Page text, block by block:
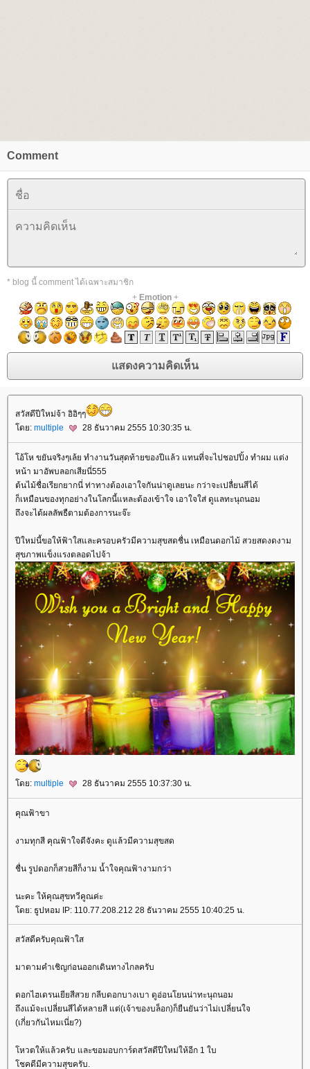
Comment
* blog นี้ comment ได้เฉพาะสมาชิก
+ Emotion+
สวัสดีปีใหม่จ้า อิอิๆๆ
ดย: multiple 28 ธันวาคม 2555 10:30:35 น.
อ้โห ขยันจริงๆเล้ย ทำงานวันสุดท้ายของปีแล้ว แทนที่จะไปชอปปิ้ง ทำผม แต่ง
หน้า มาอัพบลอกเสียนี่555
ต้นไม้ชื่อเรียกยากนี่ ท่าทางต้องเอาใจกันน่าดูเลยนะ กว่าจะเปลื่ยนสีได้
ก็เหมือนของทุกอย่างในโลกนี้แหละต้องเข้าใจ เอาใจใส่ ดูแลทะนุถนอม
ถึงจะได้ผลลัพธืตามต้องการนะจ๊ะ
ปีใหม่นี้ขอให้ฟ้าใสและครอบครัวมีความสุขสดชื่น เหมือนดอกไม้ สวยสดงดงาม
สุขภาพแข็งแรงตลอดไปจ้า
ดย: multiple 28 ธันวาคม 2555 10:37:30 น.
คุณฟ้าขา
งามทุกสี คุณฟ้าใจดีจังคะ ดูแล้วมีความสุขสด
ชื่น รูปดอกก็สวยสีก็งาม น้ำใจคุณฟ้างามกว่า
นะคะ ให้คุณสุขทวีคูณค่ะ
ดย: ธูปหอม IP: 110.77.208.212 28 ธันวาคม 2555 10:40:25 น.
สวัสดีครับคุณฟ้าใส
มาตามคำเชิญก่อนออกเดินทางไกลครับ
ดอกไฮเดรนเยียสีสวย กลีบดอกบางเบา ดูอ่อนโยนน่าทะนุถนอม
ถึงแม้จะเปลี่ยนสีได้หลายสี แต่(เจ้าของบล็อก)ก็ยืนยันว่าไม่เปลี่ยนใจ
(เกี่ยวกันไหมเนี่ย?)
หวตให้แล้วครับ และขอมอบการ์ดสวัสดีปีใหม่ให้อีก 1 ใบ
ชคดีมีความสุขครับ.